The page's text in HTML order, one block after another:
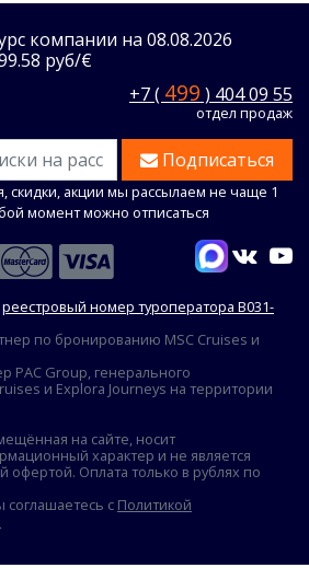
компании на 08.08.2026
руб/€
+7 ( 499 ) 404 09 55
отдел продаж
Подписаться
акции мы рассылаем не чаще 1
момент можно отписаться
реестровый номер туроператора В031-
по бронированию MSC Cruises и
PAC Group, генерального
и Explora Journeys на территории
на сайте, носит
характер и не является
офертой. Оплата только в рублях по
соглашаетесь с Политикой